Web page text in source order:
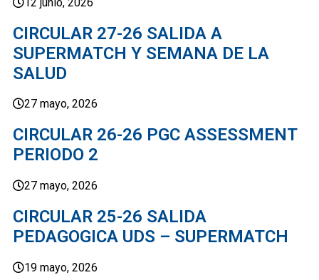
CIRCULAR 27-26 SALIDA A
SUPERMATCH Y SEMANA DE LA
SALUD
27 mayo, 2026
CIRCULAR 26-26 PGC ASSESSMENT
PERIODO 2
27 mayo, 2026
CIRCULAR 25-26 SALIDA
PEDAGOGICA UDS – SUPERMATCH
19 mayo, 2026